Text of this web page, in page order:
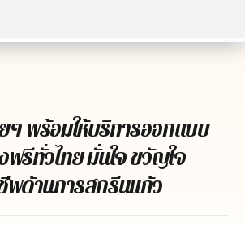
พร้อมให้บริการออกแบบ
รีทั่วไทย มั่นใจ ขวัญใจ
พด้านการสกรีนแก้ว